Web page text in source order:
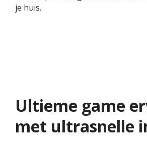
je huis.
Ultieme game
met ultrasnelle